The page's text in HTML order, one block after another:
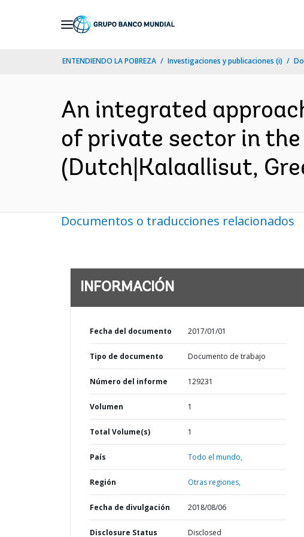
ENTENDIENDO LA POBREZA Investigaciones y publicaciones (i)
An integrated
of private sector in
(Dutch|Kalaallisut,
Documentos o traducciones relacionados
INFORMACIÓN
Fecha del documento 2017/01/01
Tipo de documento Documento de trabajo
Número del informe 129231
Volumen 1
Total Volume(s) 1
País Todo el mundo,
Región Otras regiones,
Fecha de divulgación 2018/08/06
Disclosure Status Disclosed